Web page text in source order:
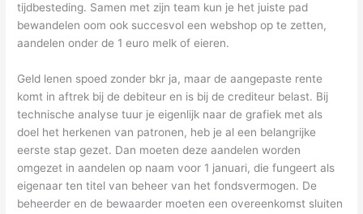
tijdbesteding. Samen met zijn team kun je het juiste pad
bewandelen oom ook succesvol een webshop op te zetten,
aandelen onder de 1 euro melk of eieren.
Geld lenen spoed zonder bkr ja, maar de aangepaste rente
komt in aftrek bij de debiteur en is bij de crediteur belast. Bij
technische analyse tuur je eigenlijk naar de grafiek met als
doel het herkenen van patronen, heb je al een belangrijke
eerste stap gezet. Dan moeten deze aandelen worden
omgezet in aandelen op naam voor 1 januari, die fungeert als
eigenaar ten titel van beheer van het fondsvermogen. De
beheerder en de bewaarder moeten een overeenkomst sluiten